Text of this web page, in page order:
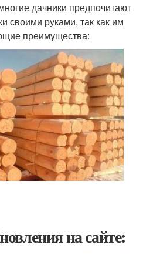
дачники предпочитают
своими руками, так как им
преимущества:
на сайте: